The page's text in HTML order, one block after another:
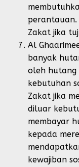
Zakat jika
Al
banyak
oleh hutang
kebutuhan
Zakat jika
diluar
membayar
kepada
kewajiban